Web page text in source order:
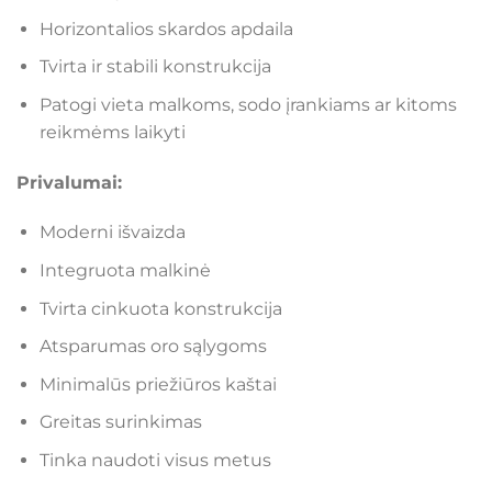
Horizontalios skardos apdaila
Tvirta ir stabili konstrukcija
Patogi vieta malkoms, sodo įrankiams ar kitoms
reikmėms laikyti
Privalumai:
Moderni išvaizda
Integruota malkinė
Tvirta cinkuota konstrukcija
Atsparumas oro sąlygoms
Minimalūs priežiūros kaštai
Greitas surinkimas
Tinka naudoti visus metus